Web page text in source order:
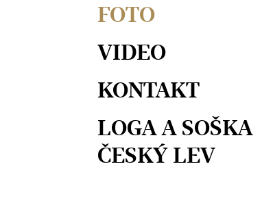
FOTO
VIDEO
KONTAKT
LOGA A SOŠKA
ČESKÝ LEV